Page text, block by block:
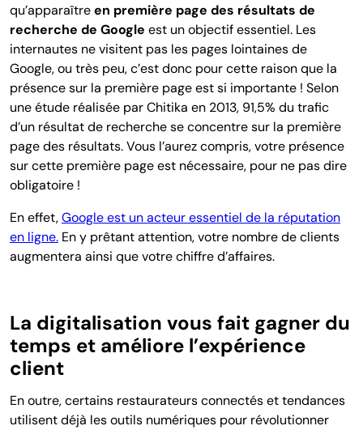
qu’apparaîtreen première page des résultats de
recherche de Google est un objectif essentiel. Les
internautes ne visitent pas les pages lointaines de
Google, ou très peu, c’est donc pour cette raison que la
présence sur la première page est si importante ! Selon
une étude réalisée par Chitika en 2013, 91,5% du trafic
d’un résultat de recherche se concentre sur la première
page des résultats. Vous l’aurez compris, votre présence
sur cette première page est nécessaire, pour ne pas dire
obligatoire !
En effet,Google est un acteur essentiel de la réputation
en ligne. En y prêtant attention, votre nombre de clients
augmentera ainsi que votre chiffre d’affaires.
La digitalisation vous fait gagner du
temps et améliore l’expérience
client
En outre, certains restaurateurs connectés et tendances
utilisent déjà les outils numériques pour révolutionner